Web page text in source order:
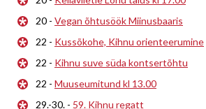
20 - Vegan õhtusöök Miinusbaaris
22 - Kussõkohe, Kihnu orienteerumine
22 - Kihnu suve süda kontsertõhtu
22 - Muuseumitund kl 13.00
29.-30. - 59. Kihnu regatt